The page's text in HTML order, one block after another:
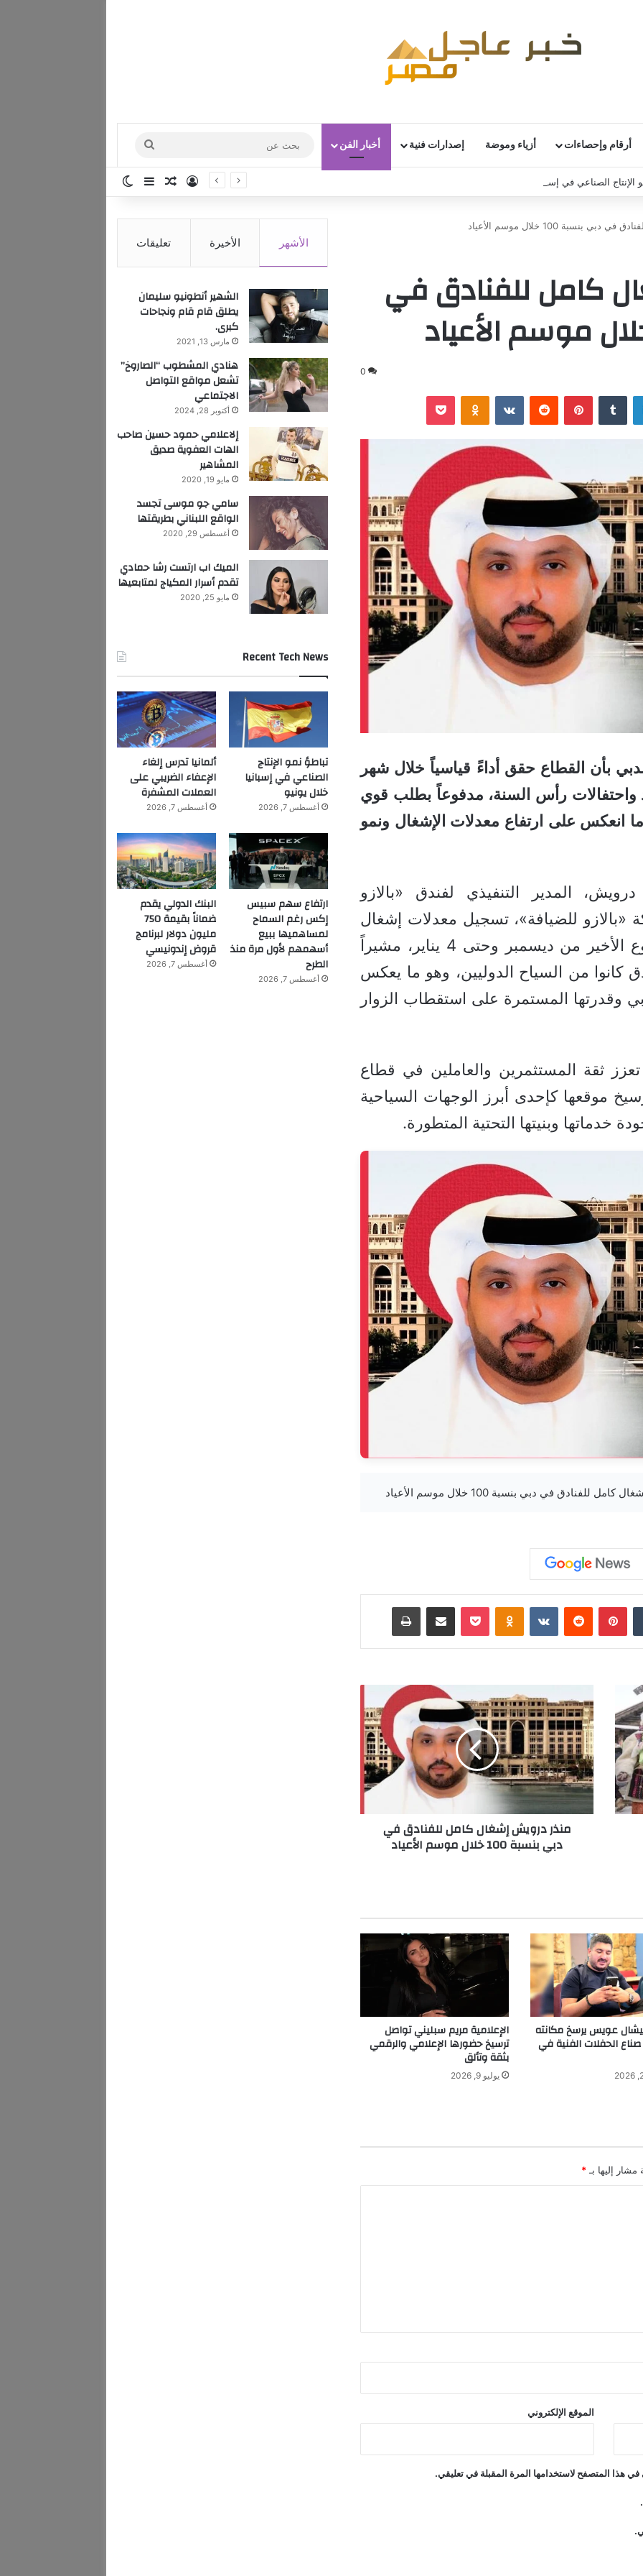
أرقام وإحصاءات أزياء وموضة إصدارات فنية أخبار الفن
عن
الإنتاج الصناعي في إسبانيا خلال يونيو تسجيل الدخول
مقال عشوائي
إضافة عمود جانبي
100 خلال موسم الأعياد
كامل للفنادق في
0
لينكدإن ‏Tumblr بينتيريست ‏Reddit
‏VKontakte
Odnoklassniki
‫Pocket
بأن القطاع حقق أداءً قياسياً خلال شهر
واحتفالات رأس السنة، مدفوعاً بطلب قوي
ما انعكس على ارتفاع معدلات الإشغال ونمو
المدير التنفيذي لفندق «بالازو
للضيافة»، تسجيل معدلات إشغال
كاملة بنسبة 100% خلال الأسبوع الأخير من ديسمبر وحتى 4 يناير، مشيراً
الفندق كانوا من السياح الدوليين، وهو ما يعكس
دبي وقدرتها المستمرة على استقطاب الزوار
ثقة المستثمرين والعاملين في قطاع
موقعها كإحدى أبرز الوجهات السياحية
خدماتها وبنيتها التحتية المتطورة.
‏Tumblr بينتيريست ‏Reddit
‏VKontakte
Odnoklassniki
‫Pocket مشاركة عبر البريد طباعة
ن
ذ
ر
د
ر
و
ي
ش
ا
م
ل
ل
ل
ف
ن
د
ب
س
أ
د
منذر درويش إشغال كامل للفنادق في
دبي بنسبة 100 خلال موسم الأعياد
عويس يرسخ مكانته
صناع الحفلات الفنية في
الإعلامية مريم سبليني تواصل
ترسيخ حضورها الإعلامي والرقمي
بثقة وتألق
يوليو 9, 2026
مشار إليها بـ *
الموقع الإلكتروني
هذا المتصفح لاستخدامها المرة المقبلة في تعليقي.
الأشهر الأخيرة تعليقات
الشهير أنطونيو سليمان
يطلق قام قام ونجاحات
كبرى.
مارس 13, 2021
هنادي المشطوب “الصاروخ”
تشعل مواقع التواصل
الاجتماعي
أكتوبر 28, 2024
إلاعلامي حمود حسين صاحب
الهات العفوية صديق
المشاهير
مايو 19, 2020
سامي جو موسى تجسد
الواقع اللبناني بطريقتها
أغسطس 29, 2020
الميك اب ارتست رشا حمادي
تقدم أسرار المكياج لمتابعيها
مايو 25, 2020
Recent Tech News
تباطؤ نمو الإنتاج
الصناعي في إسبانيا
خلال يونيو
أغسطس 7, 2026
ألمانيا تدرس إلغاء
الإعفاء الضريبي على
العملات المشفرة
أغسطس 7, 2026
ارتفاع سهم سبيس
إكس رغم السماح
لمساهميها ببيع
أسهمهم لأول مرة منذ
الطرح
أغسطس 7, 2026
البنك الدولي يقدم
ضماناً بقيمة 750
مليون دولار لبرنامج
قروض إندونيسي
أغسطس 7, 2026